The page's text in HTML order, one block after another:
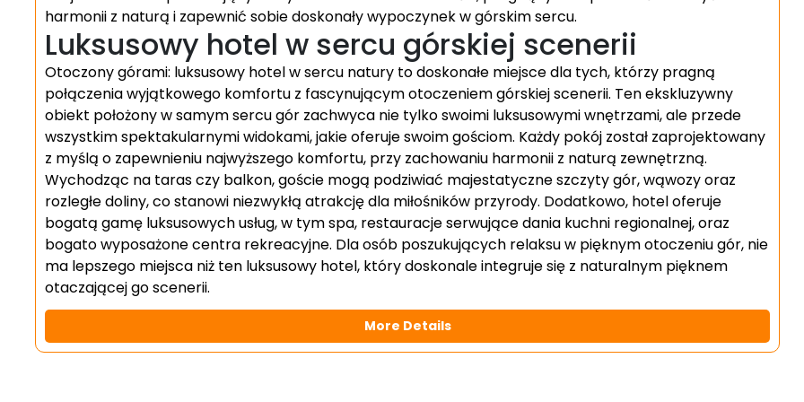
harmonii z naturą i zapewnić sobie doskonały wypoczynek w górskim sercu.
Luksusowy hotel w sercu górskiej scenerii
Otoczony górami: luksusowy hotel w sercu natury to doskonałe miejsce dla tych, którzy pragną
połączenia wyjątkowego komfortu z fascynującym otoczeniem górskiej scenerii. Ten ekskluzywny
obiekt położony w samym sercu gór zachwyca nie tylko swoimi luksusowymi wnętrzami, ale przede
wszystkim spektakularnymi widokami, jakie oferuje swoim gościom. Każdy pokój został zaprojektowany
z myślą o zapewnieniu najwyższego komfortu, przy zachowaniu harmonii z naturą zewnętrzną.
Wychodząc na taras czy balkon, goście mogą podziwiać majestatyczne szczyty gór, wąwozy oraz
rozległe doliny, co stanowi niezwykłą atrakcję dla miłośników przyrody. Dodatkowo, hotel oferuje
bogatą gamę luksusowych usług, w tym spa, restauracje serwujące dania kuchni regionalnej, oraz
bogato wyposażone centra rekreacyjne. Dla osób poszukujących relaksu w pięknym otoczeniu gór, nie
ma lepszego miejsca niż ten luksusowy hotel, który doskonale integruje się z naturalnym pięknem
otaczającej go scenerii.
More Details